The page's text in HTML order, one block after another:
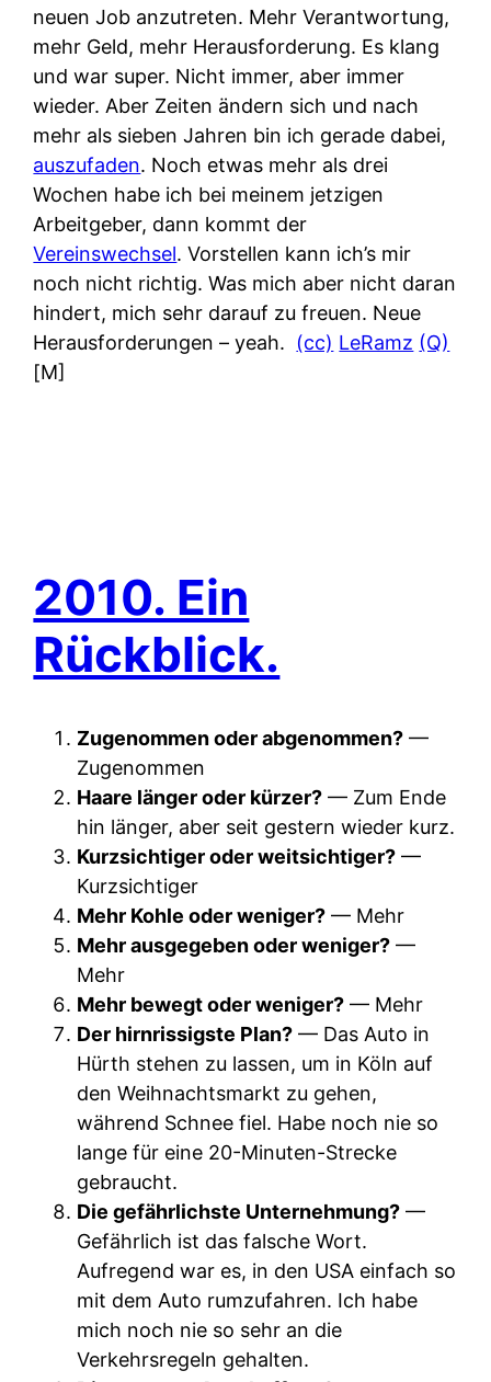
neuen Job anzutreten. Mehr Verantwortung,
mehr Geld, mehr Herausforderung. Es klang
und war super. Nicht immer, aber immer
wieder. Aber Zeiten ändern sich und nach
mehr als sieben Jahren bin ich gerade dabei,
auszufaden. Noch etwas mehr als drei
Wochen habe ich bei meinem jetzigen
Arbeitgeber, dann kommt der
Vereinswechsel. Vorstellen kann ich’s mir
noch nicht richtig. Was mich aber nicht daran
hindert, mich sehr darauf zu freuen. Neue
Herausforderungen – yeah.
(cc) LeRamz (Q)
[M]
2010. Ein
Rückblick.
Zugenommen oder abgenommen? —
Zugenommen
Haare länger oder kürzer? — Zum Ende
hin länger, aber seit gestern wieder kurz.
Kurzsichtiger oder weitsichtiger? —
Kurzsichtiger
Mehr Kohle oder weniger? — Mehr
Mehr ausgegeben oder weniger? —
Mehr
Mehr bewegt oder weniger? — Mehr
Der hirnrissigste Plan? — Das Auto in
Hürth stehen zu lassen, um in Köln auf
den Weihnachtsmarkt zu gehen,
während Schnee fiel. Habe noch nie so
lange für eine 20-Minuten-Strecke
gebraucht.
Die gefährlichste Unternehmung? —
Gefährlich ist das falsche Wort.
Aufregend war es, in den USA einfach so
mit dem Auto rumzufahren. Ich habe
mich noch nie so sehr an die
Verkehrsregeln gehalten.